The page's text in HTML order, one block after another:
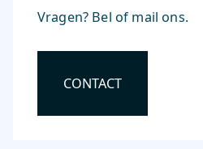
Vragen? Bel of mail ons.
CONTACT